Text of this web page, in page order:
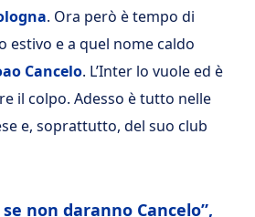
. Ora però è tempo di
estivo e a quel nome caldo
Cancelo. L’Inter lo vuole ed è
il colpo. Adesso è tutto nelle
e, soprattutto, del suo club
non daranno Cancelo”,